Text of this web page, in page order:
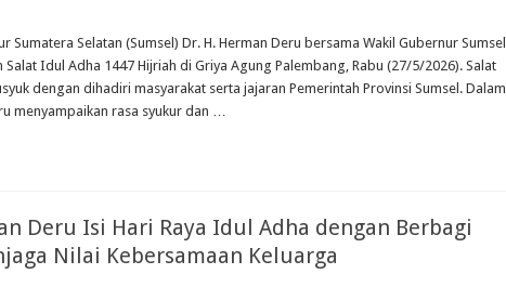
Sumatera Selatan (Sumsel) Dr. H. Herman Deru bersama Wakil Gubernur Sumsel
Salat Idul Adha 1447 Hijriah di Griya Agung Palembang, Rabu (27/5/2026). Salat
dengan dihadiri masyarakat serta jajaran Pemerintah Provinsi Sumsel. Dalam
menyampaikan rasa syukur dan …
Deru Isi Hari Raya Idul Adha dengan Berbagi
Nilai Kebersamaan Keluarga